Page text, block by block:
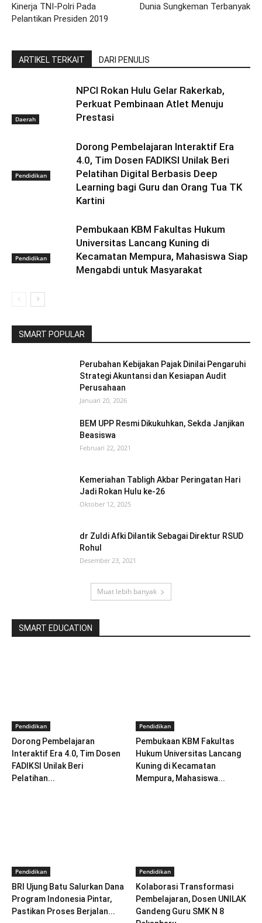
Kinerja TNI-Polri Pada
Pelantikan Presiden 2019
Dunia Sungkeman Terbanyak
ARTIKEL TERKAIT DARI PENULIS
Daerah
NPCI Rokan Hulu Gelar Rakerkab,
Perkuat Pembinaan Atlet Menuju
Prestasi
Pendidikan
Dorong Pembelajaran Interaktif Era
4.0, Tim Dosen FADIKSI Unilak Beri
Pelatihan Digital Berbasis Deep
Learning bagi Guru dan Orang Tua TK
Kartini
Pendidikan
Pembukaan KBM Fakultas Hukum
Universitas Lancang Kuning di
Kecamatan Mempura, Mahasiswa Siap
Mengabdi untuk Masyarakat
SMART POPULAR
Perubahan Kebijakan Pajak Dinilai Pengaruhi
Strategi Akuntansi dan Kesiapan Audit
Perusahaan
Januari 20, 2026
BEM UPP Resmi Dikukuhkan, Sekda Janjikan
Beasiswa
Februari 22, 2021
Kemeriahan Tabligh Akbar Peringatan Hari
Jadi Rokan Hulu ke-26
Oktober 12, 2025
dr Zuldi Afki Dilantik Sebagai Direktur RSUD
Rohul
Desember 23, 2021
Muat lebih banyak
SMART EDUCATION
Pendidikan
Dorong Pembelajaran
Interaktif Era 4.0, Tim Dosen
FADIKSI Unilak Beri
Pelatihan...
Pendidikan
Pembukaan KBM Fakultas
Hukum Universitas Lancang
Kuning di Kecamatan
Mempura, Mahasiswa...
Pendidikan
BRI Ujung Batu Salurkan Dana
Program Indonesia Pintar,
Pastikan Proses Berjalan...
Pendidikan
Kolaborasi Transformasi
Pembelajaran, Dosen UNILAK
Gandeng Guru SMK N 8